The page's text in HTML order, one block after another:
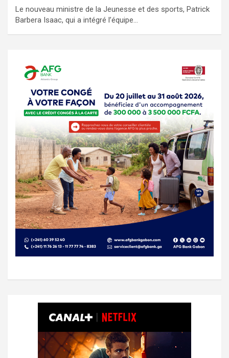
Le nouveau ministre de la Jeunesse et des sports, Patrick
Barbera Isaac, qui a intégré l’équipe…